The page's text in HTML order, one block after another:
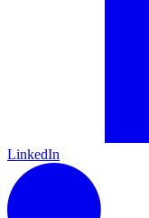
LinkedIn